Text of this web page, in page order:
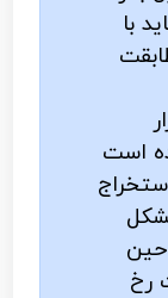
با
است
رخ